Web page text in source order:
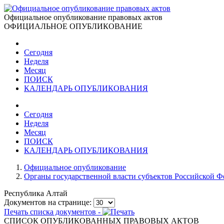
Официальное опубликование правовых актов
ОФИЦИАЛЬНОЕ ОПУБЛИКОВАНИЕ
Сегодня
Неделя
Месяц
ПОИСК
КАЛЕНДАРЬ ОПУБЛИКОВАНИЯ
Сегодня
Неделя
Месяц
ПОИСК
КАЛЕНДАРЬ ОПУБЛИКОВАНИЯ
Официальное опубликование
Органы государственной власти субъектов Российской
Республика Алтай
Документов на странице:
Печать списка документов -
СПИСОК ОПУБЛИКОВАННЫХ ПРАВОВЫХ АКТОВ